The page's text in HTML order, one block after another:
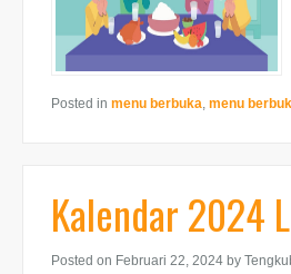
Posted in menu berbuka menu
Kalendar 2024
Posted on Februari 22, 2024 by